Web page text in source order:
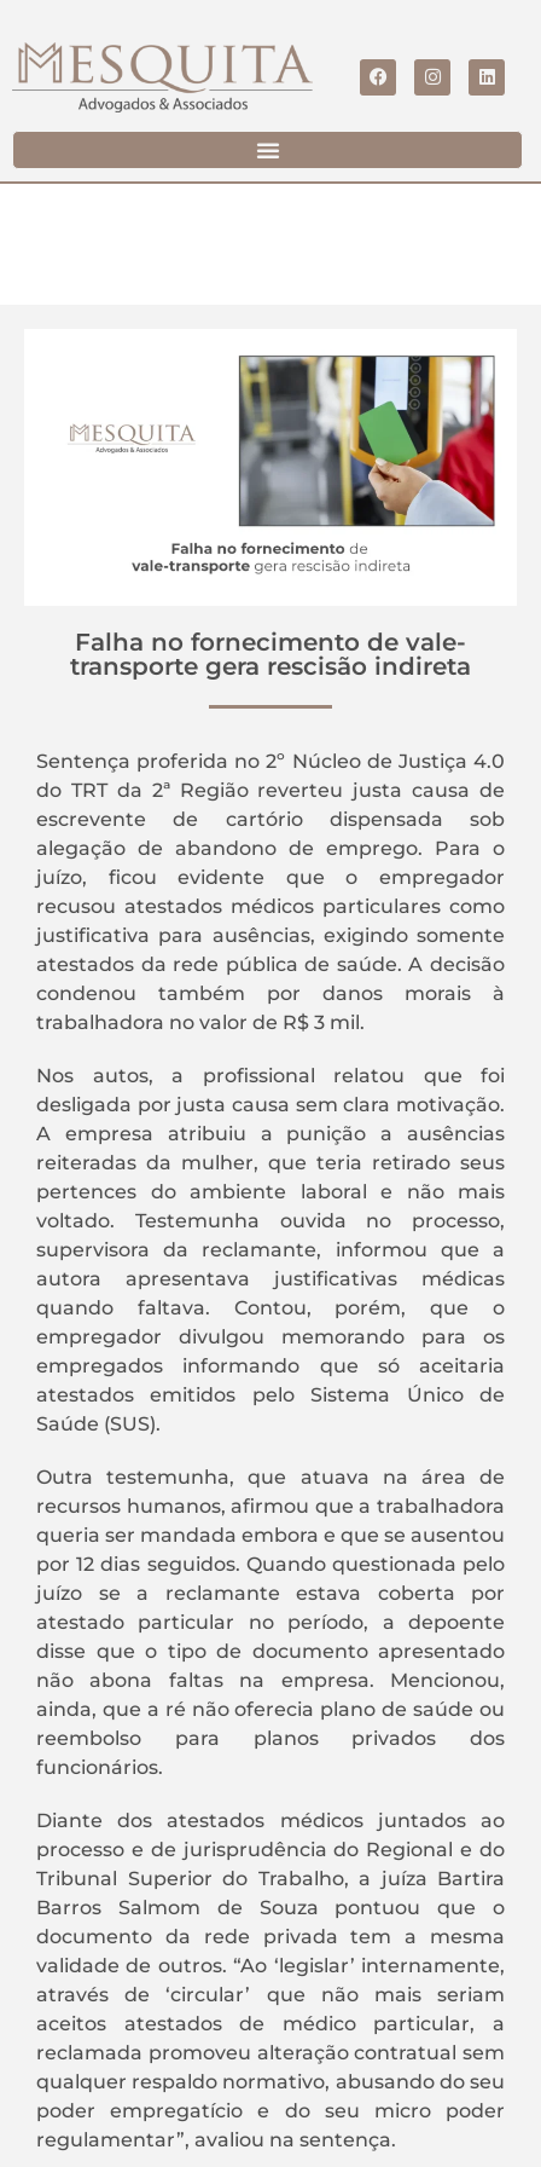
Falha no fornecimento de vale-
transporte gera rescisão indireta
Sentença proferida no 2º Núcleo de Justiça 4.0
do TRT da 2ª Região reverteu justa causa de
escrevente de cartório dispensada sob
alegação de abandono de emprego. Para o
juízo, ficou evidente que o empregador
recusou atestados médicos particulares como
justificativa para ausências, exigindo somente
atestados da rede pública de saúde. A decisão
condenou também por danos morais à
trabalhadora no valor de R$ 3 mil.
Nos autos, a profissional relatou que foi
desligada por justa causa sem clara motivação.
A empresa atribuiu a punição a ausências
reiteradas da mulher, que teria retirado seus
pertences do ambiente laboral e não mais
voltado. Testemunha ouvida no processo,
supervisora da reclamante, informou que a
autora apresentava justificativas médicas
quando faltava. Contou, porém, que o
empregador divulgou memorando para os
empregados informando que só aceitaria
atestados emitidos pelo Sistema Único de
Saúde (SUS).
Outra testemunha, que atuava na área de
recursos humanos, afirmou que a trabalhadora
queria ser mandada embora e que se ausentou
por 12 dias seguidos. Quando questionada pelo
juízo se a reclamante estava coberta por
atestado particular no período, a depoente
disse que o tipo de documento apresentado
não abona faltas na empresa. Mencionou,
ainda, que a ré não oferecia plano de saúde ou
reembolso para planos privados dos
funcionários.
Diante dos atestados médicos juntados ao
processo e de jurisprudência do Regional e do
Tribunal Superior do Trabalho, a juíza Bartira
Barros Salmom de Souza pontuou que o
documento da rede privada tem a mesma
validade de outros. “Ao ‘legislar’ internamente,
através de ‘circular’ que não mais seriam
aceitos atestados de médico particular, a
reclamada promoveu alteração contratual sem
qualquer respaldo normativo, abusando do seu
poder empregatício e do seu micro poder
regulamentar”, avaliou na sentença.